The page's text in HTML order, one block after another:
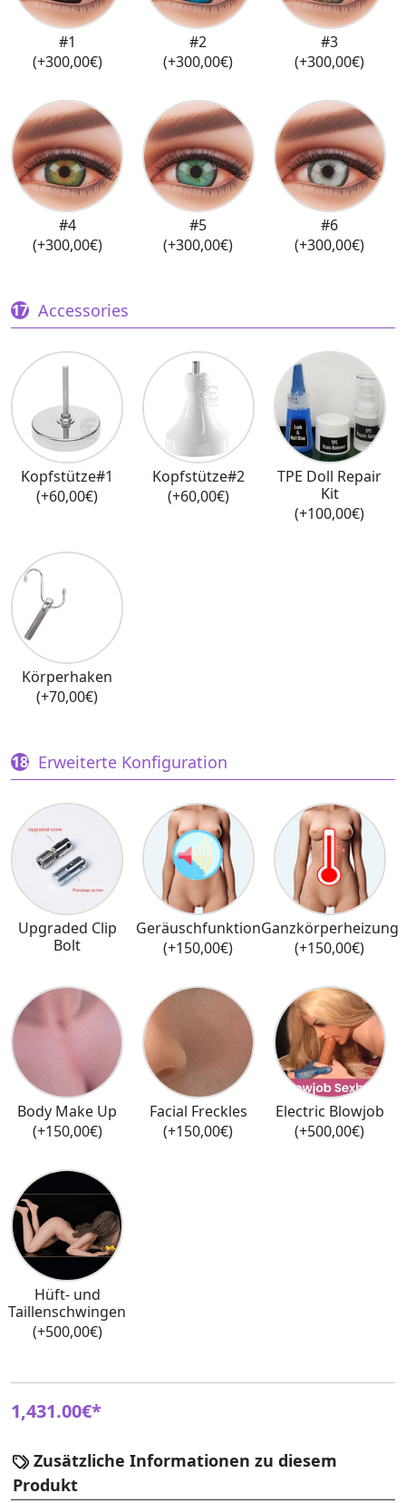
#1
(+300,00€)
#2
(+300,00€)
#3
(+300,00€)
#4
(+300,00€)
#5
(+300,00€)
#6
(+300,00€)
Accessories
Kopfstütze#1
(+60,00€)
Kopfstütze#2
(+60,00€)
TPE Doll Repair
Kit
(+100,00€)
Körperhaken
(+70,00€)
Erweiterte Konfiguration
Upgraded Clip
Bolt
Geräuschfunktion
(+150,00€)
Ganzkörperheizung
(+150,00€)
Body Make Up
(+150,00€)
Facial Freckles
(+150,00€)
Electric Blowjob
(+500,00€)
Hüft- und
Taillenschwingen
(+500,00€)
1,431.00€*
Zusätzliche Informationen zu diesem
Produkt